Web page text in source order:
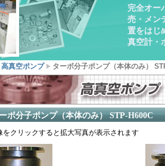
完全オー
売・メン
置をはじ
真空計・
高真空ポンプ ターボ分子ポンプ（本体のみ）
ボ分子ポンプ（本体のみ） STP-H600C
をクリックすると拡大写真が表示されます